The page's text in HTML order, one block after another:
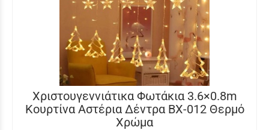
Χριστουγεννιάτικα Φωτάκια 3.6×0.8m
Κουρτίνα Αστέρια Δέντρα BX-012 Θερμό
Χρώμα